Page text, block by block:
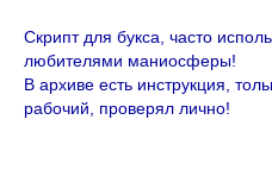
Скрипт для букса, часто
любителями маниосферы!
В архиве есть инструкция,
рабочий, проверял лично!